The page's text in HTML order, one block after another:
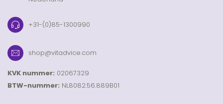
+31-(0)85-1300990
shop@vitadvice.com
KVK nummer: 02067329
BTW-nummer: NL8082.56.889B01